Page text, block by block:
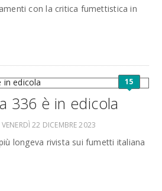
con la critica fumettistica in
15
336 è in edicola
VENERDÌ 22 DICEMBRE 2023
longeva rivista sui fumetti italiana